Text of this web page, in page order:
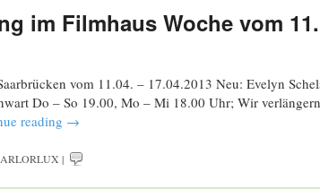
im Filmhaus Woche vom
vom 11.04. – 17.04.2013 Neu: Evelyn
Do – So 19.00, Mo – Mi 18.00 Uhr; Wir
reading →
|